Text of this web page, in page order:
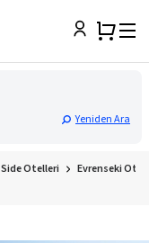
Yeniden Ara
Side Otelleri Evrenseki